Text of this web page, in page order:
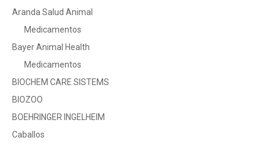
Aranda Salud Animal
Medicamentos
Bayer Animal Health
Medicamentos
BIOCHEM CARE SISTEMS
BIOZOO
BOEHRINGER INGELHEIM
Caballos